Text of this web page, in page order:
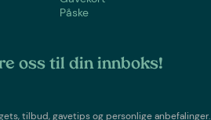
Påske
oss til din innboks!
tilbud, gavetips og personlige anbefalinger.